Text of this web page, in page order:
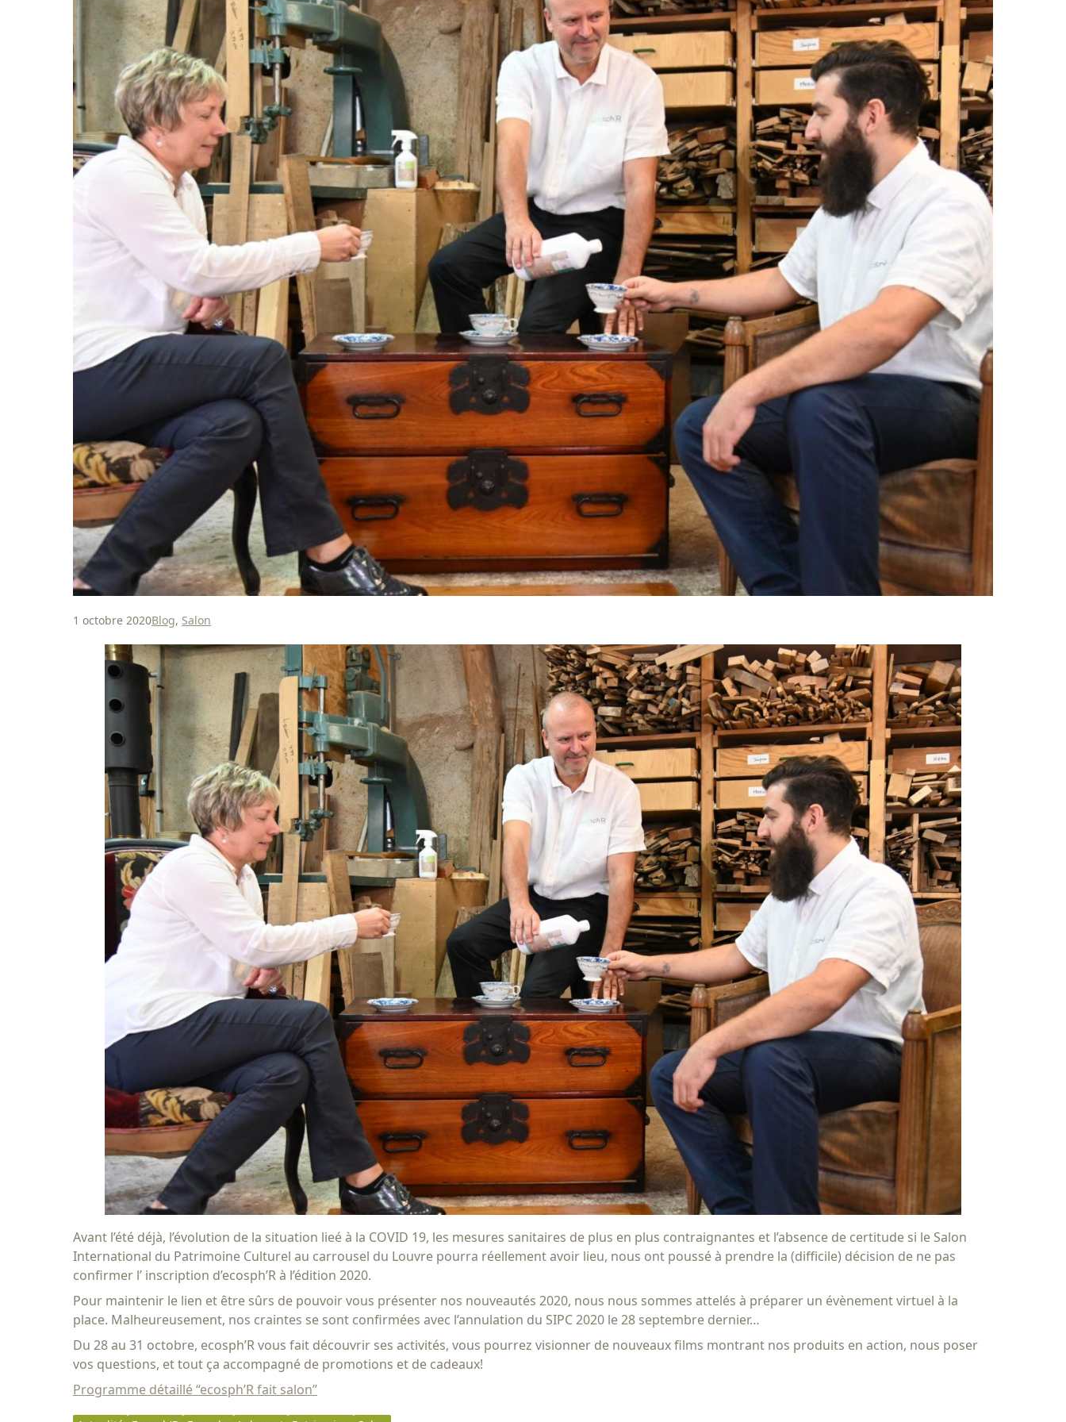
1 octobre 2020Blog, Salon
Avant l’été déjà, l’évolution de la situation lieé à la COVID 19, les mesures sanitaires de plus en plus contraignantes et l’absence de certitude si le Salon
International du Patrimoine Culturel au carrousel du Louvre pourra réellement avoir lieu, nous ont poussé à prendre la (difficile) décision de ne pas
confirmer l’ inscription d’ecosph’R à l’édition 2020.
Pour maintenir le lien et être sûrs de pouvoir vous présenter nos nouveautés 2020, nous nous sommes attelés à préparer un évènement virtuel à la
place. Malheureusement, nos craintes se sont confirmées avec l’annulation du SIPC 2020 le 28 septembre dernier…
Du 28 au 31 octobre, ecosph’R vous fait découvrir ses activités, vous pourrez visionner de nouveaux films montrant nos produits en action, nous poser
vos questions, et tout ça accompagné de promotions et de cadeaux!
Programme détaillé “ecosph’R fait salon”